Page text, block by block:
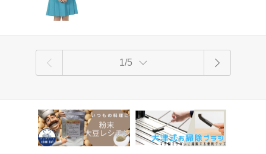
1/5